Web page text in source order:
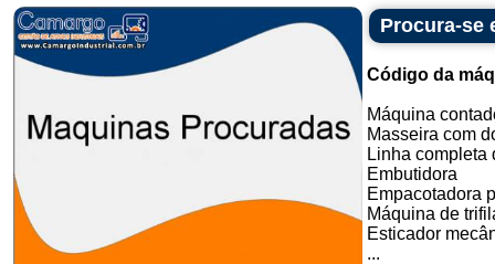
Procura-se
Código da
Máquina
Masseira com
Linha completa
Embutidora
Empacotadora
Máquina de
Esticador
...